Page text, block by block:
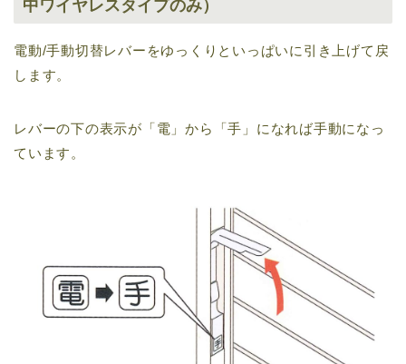
中ワイヤレスタイプのみ）
電動/手動切替レバーをゆっくりといっぱいに引き上げて戻
します。
レバーの下の表示が「電」から「手」になれば手動になっ
ています。